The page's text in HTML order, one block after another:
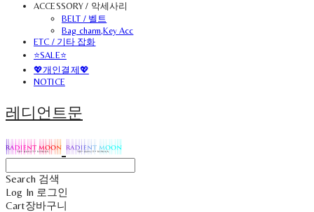
ACCESSORY / 악세사리
BELT / 벨트
Bag charm,Key Acc
ETC / 기타 잡화
⭐SALE⭐
💖개인결제💖
NOTICE
레디언트문
Search 검색
Log In 로그인
Cart장바구니